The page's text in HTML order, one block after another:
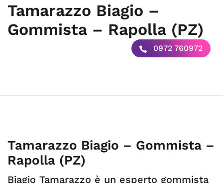
Tamarazzo Biagio –
Gommista – Rapolla (PZ)
0972 760972
Tamarazzo Biagio – Gommista –
Rapolla (PZ)
Biagio Tamarazzo è un esperto gommista